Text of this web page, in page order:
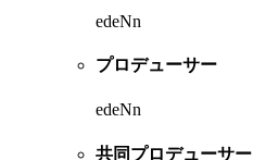
edeNn
プロデューサー
edeNn
共同プロデューサー